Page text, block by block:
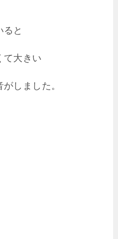
ると
て大きい
しました。